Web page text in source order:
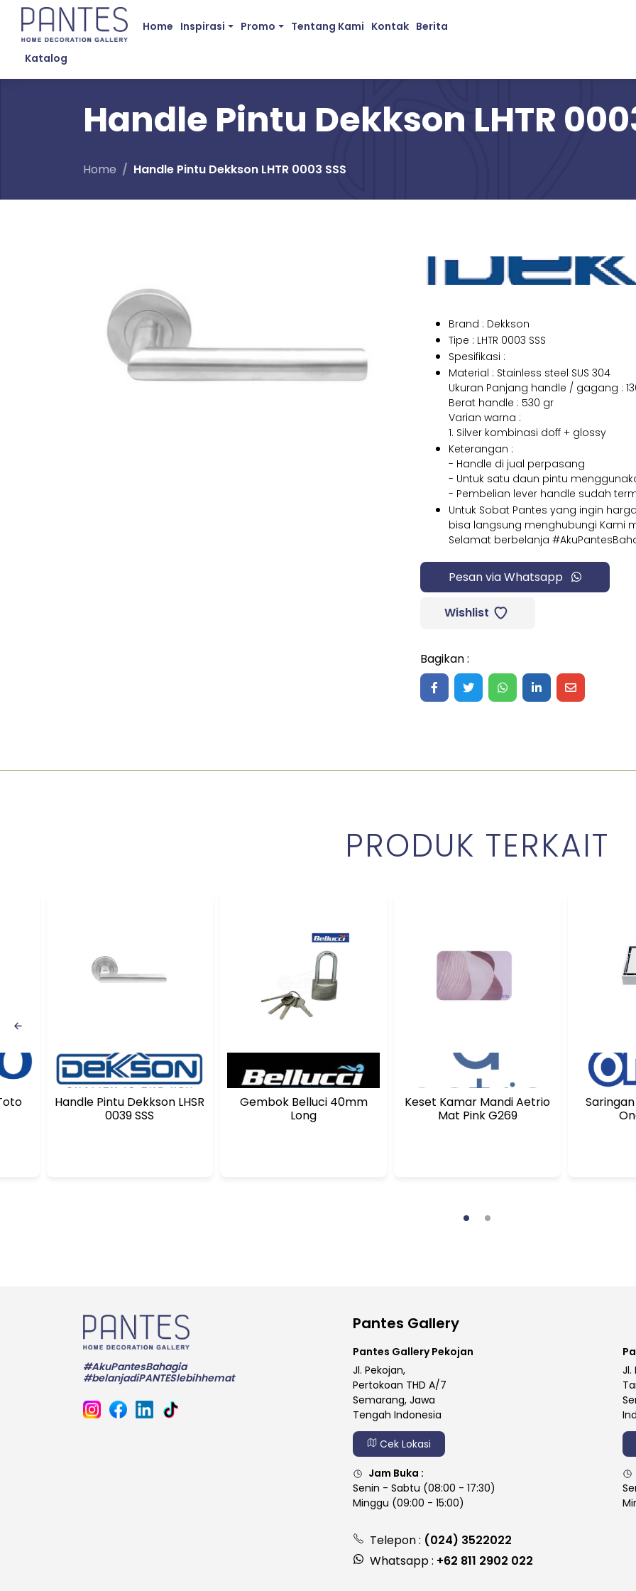
Home Inspirasi Promo Tentang Kami Kontak Berita
Katalog
Handle Pintu Dekkson LHTR
Home Handle Pintu Dekkson LHTR 0003 SSS
Brand : Dekkson
Tipe : LHTR 0003 SSS
Spesifikasi :
Material : Stainless steel SUS 304
Ukuran Panjang handle / gagang :
Berat handle : 530 gr
Varian warna :
1. Silver kombinasi doff + glossy
Keterangan :
- Handle di jual perpasang
- Untuk satu daun pintu
- Pembelian lever handle sudah
Untuk Sobat Pantes yang ingin
bisa langsung menghubungi Kami
Selamat berbelanja
Pesan via Whatsapp
Wishlist
Bagikan :
Share on Facebook
Share on Twitter
Share on WhatsApp
Share on LinkedIn
Share on
PRODUK TERKAIT
Handle Pintu Dekkson LHSR
0039 SSS
Gembok Belluci 40mm
Long
Keset Kamar Mandi Aetrio
Mat Pink G269
#AkuPantesBahagia
#belanjadiPANTESlebihhemat
Pantes Gallery
Pantes Gallery Pekojan
Jl. Pekojan,
Pertokoan THD A/7
Semarang, Jawa
Tengah Indonesia
Cek Lokasi
Jam Buka :
Senin - Sabtu (08:00 - 17:30)
Minggu (09:00 - 15:00)
Jl.
Telepon : (024) 3522022
Whatsapp : +62 811 2902 022